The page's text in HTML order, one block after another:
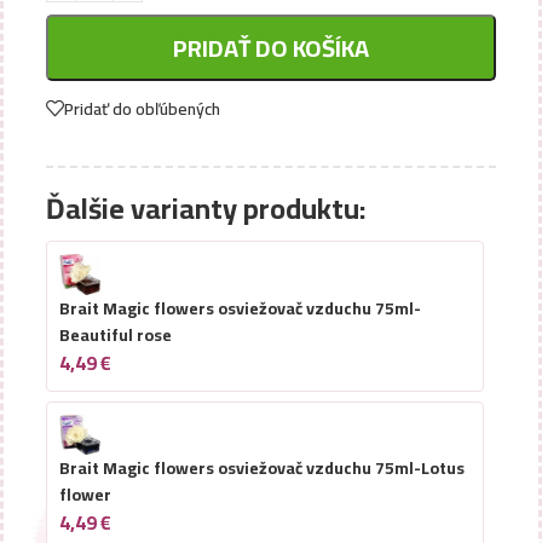
PRIDAŤ DO KOŠÍKA
Pridať do obľúbených
Ďalšie varianty produktu:
Brait Magic flowers osviežovač vzduchu 75ml-
Beautiful rose
4,49€
Brait Magic flowers osviežovač vzduchu 75ml-Lotus
flower
4,49€